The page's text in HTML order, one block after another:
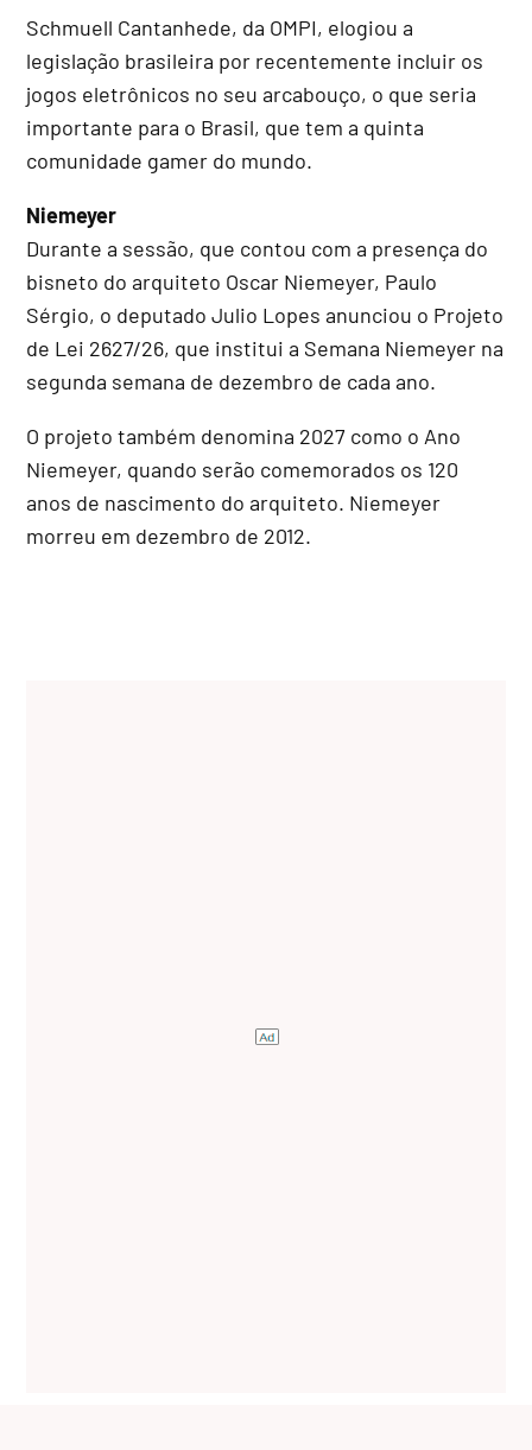
Schmuell Cantanhede, da OMPI, elogiou a
legislação brasileira por recentemente incluir os
jogos eletrônicos no seu arcabouço, o que seria
importante para o Brasil, que tem a quinta
comunidade gamer do mundo.
Niemeyer
Durante a sessão, que contou com a presença do
bisneto do arquiteto Oscar Niemeyer, Paulo
Sérgio, o deputado Julio Lopes anunciou o Projeto
de Lei 2627/26, que institui a Semana Niemeyer na
segunda semana de dezembro de cada ano.
O projeto também denomina 2027 como o Ano
Niemeyer, quando serão comemorados os 120
anos de nascimento do arquiteto. Niemeyer
morreu em dezembro de 2012.